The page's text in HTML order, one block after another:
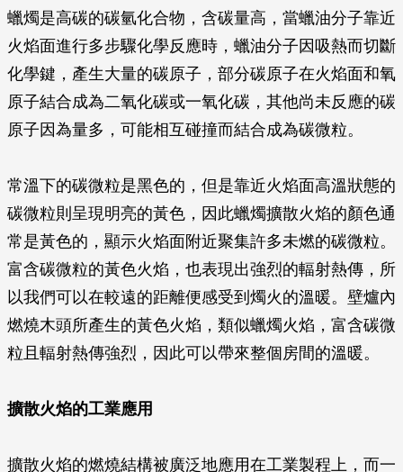
蠟燭是高碳的碳氫化合物，含碳量高，當蠟油分子靠近
火焰面進行多步驟化學反應時，蠟油分子因吸熱而切斷
化學鍵，產生大量的碳原子，部分碳原子在火焰面和氧
原子結合成為二氧化碳或一氧化碳，其他尚未反應的碳
原子因為量多，可能相互碰撞而結合成為碳微粒。
常溫下的碳微粒是黑色的，但是靠近火焰面高溫狀態的
碳微粒則呈現明亮的黃色，因此蠟燭擴散火焰的顏色通
常是黃色的，顯示火焰面附近聚集許多未燃的碳微粒。
富含碳微粒的黃色火焰，也表現出強烈的輻射熱傳，所
以我們可以在較遠的距離便感受到燭火的溫暖。壁爐內
燃燒木頭所產生的黃色火焰，類似蠟燭火焰，富含碳微
粒且輻射熱傳強烈，因此可以帶來整個房間的溫暖。
擴散火焰的工業應用
擴散火焰的燃燒結構被廣泛地應用在工業製程上，而一